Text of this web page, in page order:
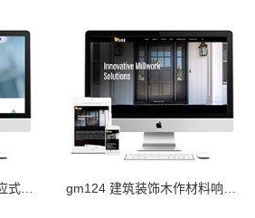
gm125 水处理化学品响应式外贸网站 gm124 建筑装饰木作材料响应式外贸网站